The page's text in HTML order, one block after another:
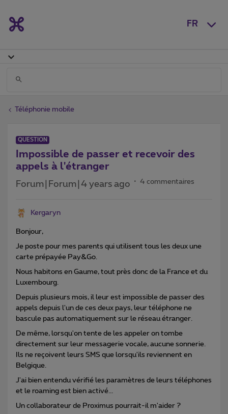
FR
Téléphonie mobile
QUESTION
Impossible de passer et recevoir des
appels à l'étranger
Forum|Forum|4 years ago 4 commentaires
Kergaryn
Bonjour,
Je poste pour mes parents qui utilisent tous les deux une
carte prépayée Pay&Go.
Nous habitons en Gaume, tout près donc de la France et du
Luxembourg.
Depuis plusieurs mois, il leur est impossible de passer des
appels depuis l'un de ces deux pays, leur téléphone ne
bascule pas automatiquement sur le réseau étranger.
De même, lorsqu'on tente de les appeler on tombe
directement sur leur messagerie vocale, aucune sonnerie.
Ils ne reçoivent leurs SMS que lorsqu'ils reviennent en
Belgique.
J'ai bien entendu vérifié les paramètres de leurs téléphones
et le roaming est bien activé...
Un collaborateur de Proximus pourrait-il m'aider ?